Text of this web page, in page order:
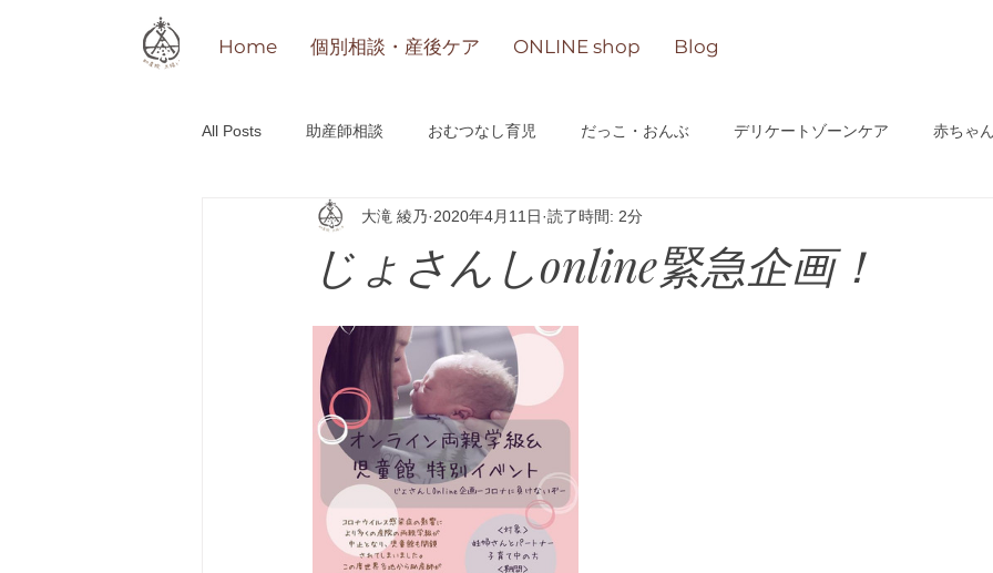
Home 個別相談・産後ケア ONLINE shop Blog
All Posts 助産師相談 おむつなし育児 だっこ・おんぶ デリケートゾーンケア 赤ちゃ
その他 「おかえり」on-lineサロン
じょさんしonline緊急企画！
大滝 綾乃 2020年4月11日 読了時間: 2分